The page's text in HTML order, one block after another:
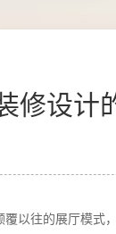
修设计
以往的展厅模式